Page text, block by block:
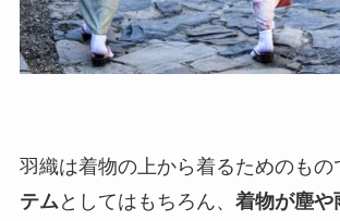
羽織は着物の上から着るためのもの
テム としてはもちろん、 着物が塵や